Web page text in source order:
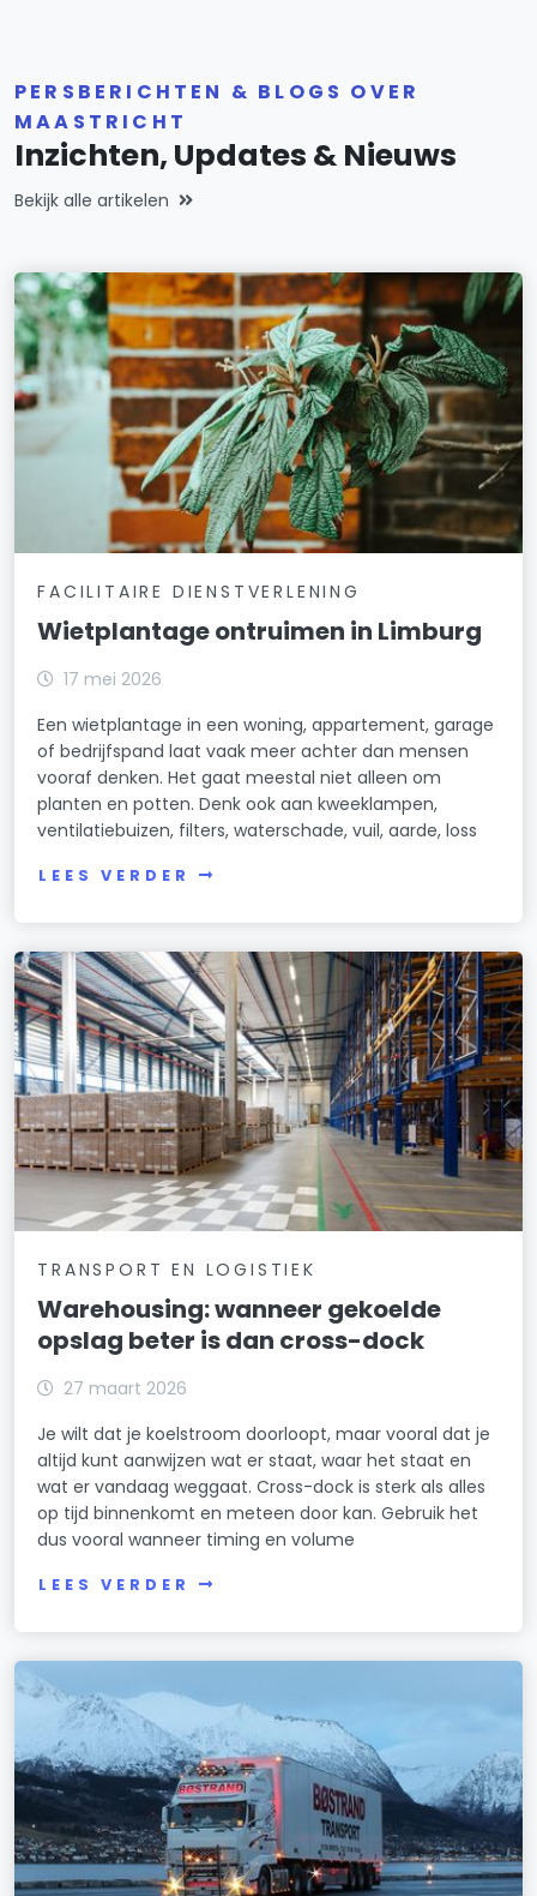
PERSBERICHTEN & BLOGS OVER
MAASTRICHT
Inzichten, Updates & Nieuws
Bekijk alle artikelen
FACILITAIRE DIENSTVERLENING
Wietplantage ontruimen in Limburg
17 mei 2026
Een wietplantage in een woning, appartement, garage
of bedrijfspand laat vaak meer achter dan mensen
vooraf denken. Het gaat meestal niet alleen om
planten en potten. Denk ook aan kweeklampen,
ventilatiebuizen, filters, waterschade, vuil, aarde, loss
LEES VERDER
TRANSPORT EN LOGISTIEK
Warehousing: wanneer gekoelde
opslag beter is dan cross-dock
27 maart 2026
Je wilt dat je koelstroom doorloopt, maar vooral dat je
altijd kunt aanwijzen wat er staat, waar het staat en
wat er vandaag weggaat. Cross-dock is sterk als alles
op tijd binnenkomt en meteen door kan. Gebruik het
dus vooral wanneer timing en volume
LEES VERDER